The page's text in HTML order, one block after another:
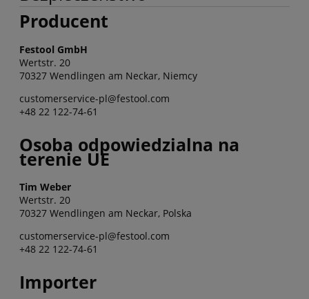
Producent
Festool GmbH
Wertstr. 20
70327 Wendlingen am Neckar, Niemcy
customerservice-pl@festool.com
+48 22 122-74-61
Osoba odpowiedzialna na
terenie UE
Tim Weber
Wertstr. 20
70327 Wendlingen am Neckar, Polska
customerservice-pl@festool.com
+48 22 122-74-61
Importer